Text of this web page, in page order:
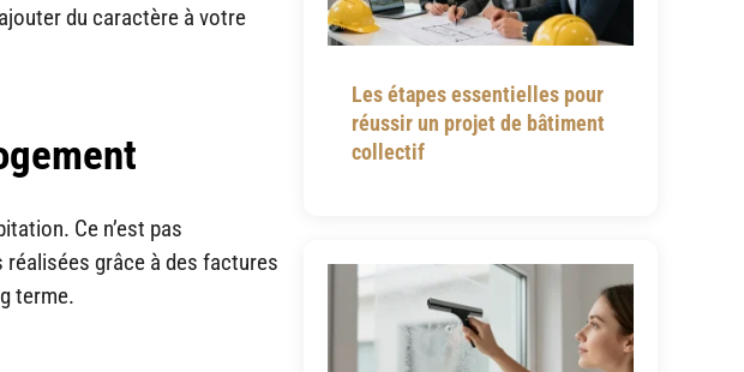
du caractère à votre
Ce n’est pas
grâce à des factures
terme.
Les étapes essentielles pour
réussir un projet de bâtiment
collectif